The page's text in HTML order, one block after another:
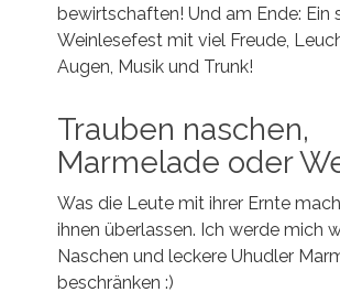
bewirtschaften! Und am Ende: Ein
Weinlesefest mit viel Freude,
Augen, Musik und Trunk!
Trauben naschen,
Marmelade oder
Was die Leute mit ihrer Ernte
ihnen überlassen. Ich werde mich
Naschen und leckere Uhudler
beschränken :)